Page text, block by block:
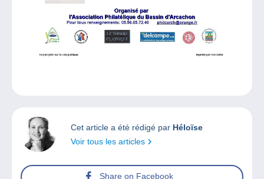
Cet article a été rédigé par Héloïse
Voir tous les articles
Share on Facebook